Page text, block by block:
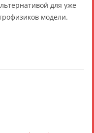
для уже
модели.